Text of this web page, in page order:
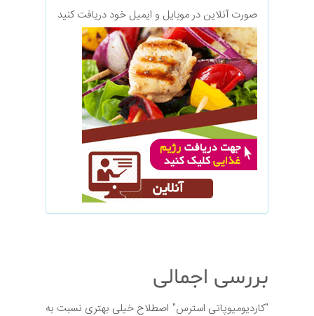
صورت آنلاین در موبایل و ایمیل خود دریافت کنید
بررسی اجمالی
"کاردیومیوپاتی استرس" اصطلاح خیلی بهتری نسبت به